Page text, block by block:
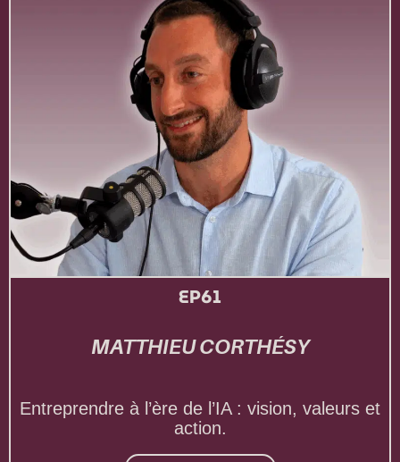
EP61
MATTHIEU CORTHÉSY
Entreprendre à l’ère de l’IA : vision, valeurs et
action.